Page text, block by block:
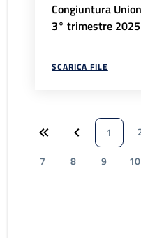
Congiuntura
3° trimestre 2025
SCARICA FILE
1
7
8 9 10